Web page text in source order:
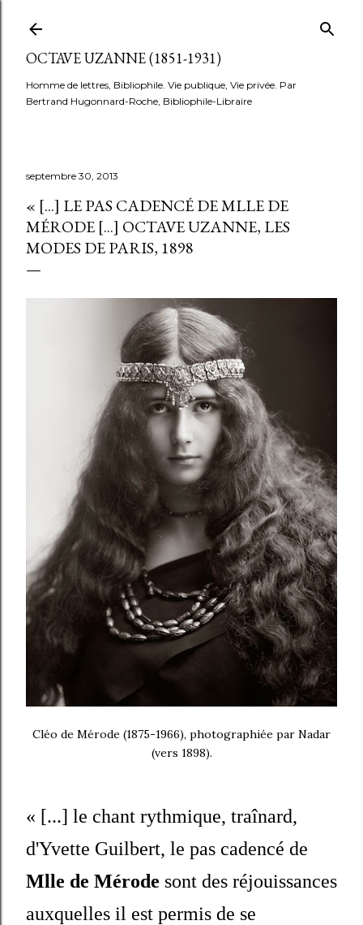
OCTAVE UZANNE (1851-1931)
Homme de lettres, Bibliophile. Vie publique, Vie privée. Par
Bertrand Hugonnard-Roche, Bibliophile-Libraire
septembre 30, 2013
« [...] LE PAS CADENCÉ DE MLLE DE
MÉRODE [...] OCTAVE UZANNE, LES
MODES DE PARIS, 1898
Cléo de Mérode (1875-1966), photographiée par Nadar
(vers 1898).
« [...] le chant rythmique, traînard,
d'Yvette Guilbert, le pas cadencé de
Mlle de Mérode sont des réjouissances
auxquelles il est permis de se